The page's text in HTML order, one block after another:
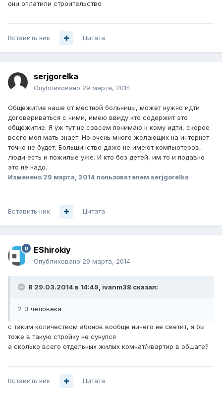
они оплатили строительство
Вставить ник Цитата
serjgorelka
Опубликовано 29 марта, 2014
Общежитие наше от местной больницы, может нужно идти
договариваться с ними, имею ввиду кто содержит это
общежитие. Я уж тут не совсем понимаю к кому идти, скорее
всего моя мать знает. Но очень много желающих на интернет
точно не будет. Большинство даже не имеют компьютеров,
люди есть и пожилые уже. И кто без детей, им то и подавно
это не надо.
Изменено 29 марта, 2014 пользователем serjgorelka
Вставить ник Цитата
EShirokiy
Опубликовано 29 марта, 2014
В 29.03.2014 в 14:49, ivanm38 сказал:
2-3 человека
с таким количеством абонов вообще ничего не светит, я бы
тоже в такую стройку не сунулся
а сколько всего отдельных жилых комнат/квартир в общаге?
Вставить ник Цитата